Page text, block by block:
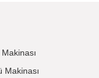
Makinası